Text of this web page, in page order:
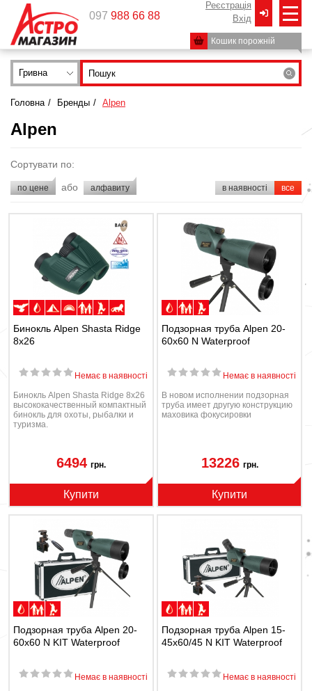
097 988 66 88
Реєстрація
Вxід
Кошик порожній
Гривна
Головна / Бренды / Alpen
Alpen
Сортувати по:
по цене або алфавиту в наявності все
Бинокль Alpen Shasta Ridge
8x26
Немає в наявності
Бинокль Alpen Shasta Ridge 8x26
высококачественный компактный
бинокль для охоты, рыбалки и
туризма.
6494 грн.
Купити
Подзорная труба Alpen 20-
60x60 N Waterproof
Немає в наявності
В новом исполнении подзорная
труба имеет другую конструкцию
маховика фокусировки
13226 грн.
Купити
Подзорная труба Alpen 20-
60x60 N KIT Waterproof
Немає в наявності
Подзорная труба Alpen 15-
45x60/45 N KIT Waterproof
Немає в наявності